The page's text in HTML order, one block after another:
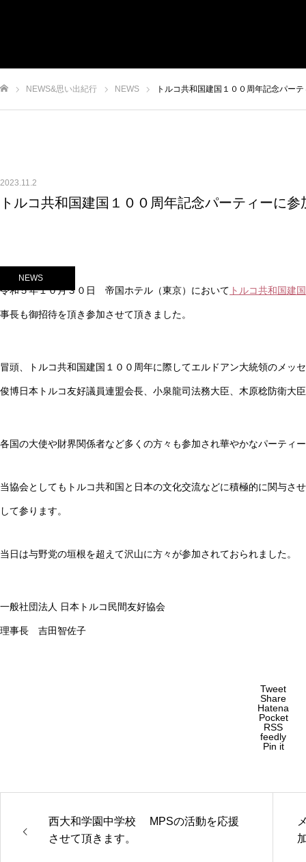
NEWS&思い出紀行 NEWS トルコ共和国建国１００周年記念パー
2023.11.2
トルコ共和国建国１００周年記念パーティーに
NEWS
令和５年１０月３０日 帝国ホテル（東京）において トルコ共和国建
事長も御招待を頂き参加させて頂きました。
冒頭、トルコ共和国建国１００周年に際してエルドアン大統領のメッ
俊博日本トルコ友好議員連盟会長、小泉龍司法務大臣、木原稔防衛大
各国の大使や財界関係者など多くの方々も参加され華やかなパーティ
当協会としてもトルコ共和国と日本の文化交流などに積極的に関与さ
して参ります。
当日は与野党の垣根を超えて沢山に方々が参加されておられました。
一般社団法人 日本トルコ民間友好協会
理事長 吉田智佐子
Tweet
Share
Hatena
Pocket
RSS
feedly
Pin it
西大和学園中学校 MPSの活動を応援
させて頂きます。